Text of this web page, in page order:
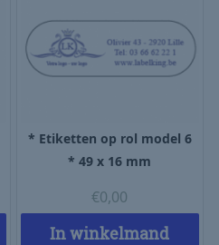
* Etiketten op rol model 6
* 49 x 16 mm
€0,00
In winkelmand